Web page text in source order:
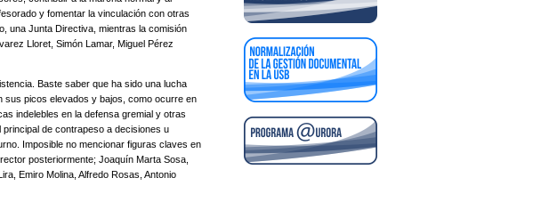
y fomentar la vinculación con otras
una Junta Directiva, mientras la comisión
Lloret, Simón Lamar, Miguel Pérez
Baste saber que ha sido una lucha
sus picos elevados y bajos, como ocurre en
indelebles en la defensa gremial y otras
de contrapeso a decisiones u
Imposible no mencionar figuras claves en
posteriormente; Joaquín Marta Sosa,
Emiro Molina, Alfredo Rosas, Antonio